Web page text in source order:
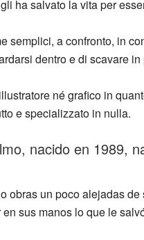
ha salvato la vita per
semplici, a confronto, in
dentro e di scavare in
né grafico in
e specializzato in nulla.
nacido en 1989,
obras un poco alejadas
sus manos lo que le